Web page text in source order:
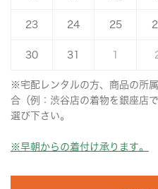
23 24 25
30 31
※宅配レンタルの方、商品の所
合（例：渋谷店の着物を銀座店
選び下さい。
※早朝からの着付け承ります。